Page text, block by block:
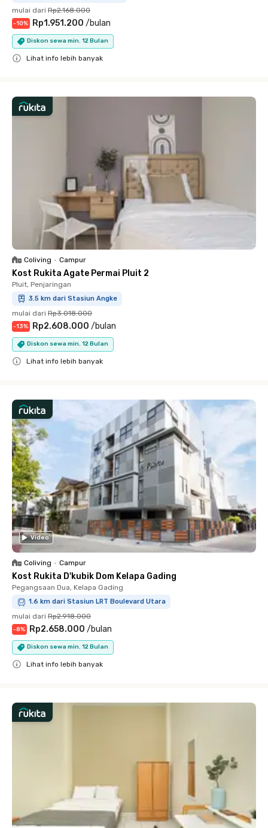
mulai dari Rp2.168.000
-10% Rp1.951.200 /bulan
Diskon sewa min. 12 Bulan
Lihat info lebih banyak
Coliving • Campur
Kost Rukita Agate Permai Pluit 2
Pluit, Penjaringan
3.5 km dari Stasiun Angke
mulai dari Rp3.018.000
-13% Rp2.608.000 /bulan
Diskon sewa min. 12 Bulan
Lihat info lebih banyak
Video
Coliving • Campur
Kost Rukita D'kubik Dom Kelapa Gading
Pegangsaan Dua, Kelapa Gading
1.6 km dari Stasiun LRT Boulevard Utara
mulai dari Rp2.918.000
-8% Rp2.658.000 /bulan
Diskon sewa min. 12 Bulan
Lihat info lebih banyak